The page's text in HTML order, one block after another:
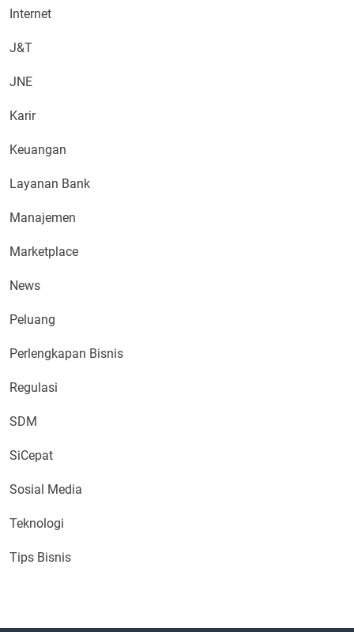
Internet
J&T
JNE
Karir
Keuangan
Layanan Bank
Manajemen
Marketplace
News
Peluang
Perlengkapan Bisnis
Regulasi
SDM
SiCepat
Sosial Media
Teknologi
Tips Bisnis